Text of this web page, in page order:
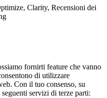
Clarity, Recensioni dei
fornirti feature che vanno
di utilizzare
Con il tuo consenso, su
servizi di terze parti: